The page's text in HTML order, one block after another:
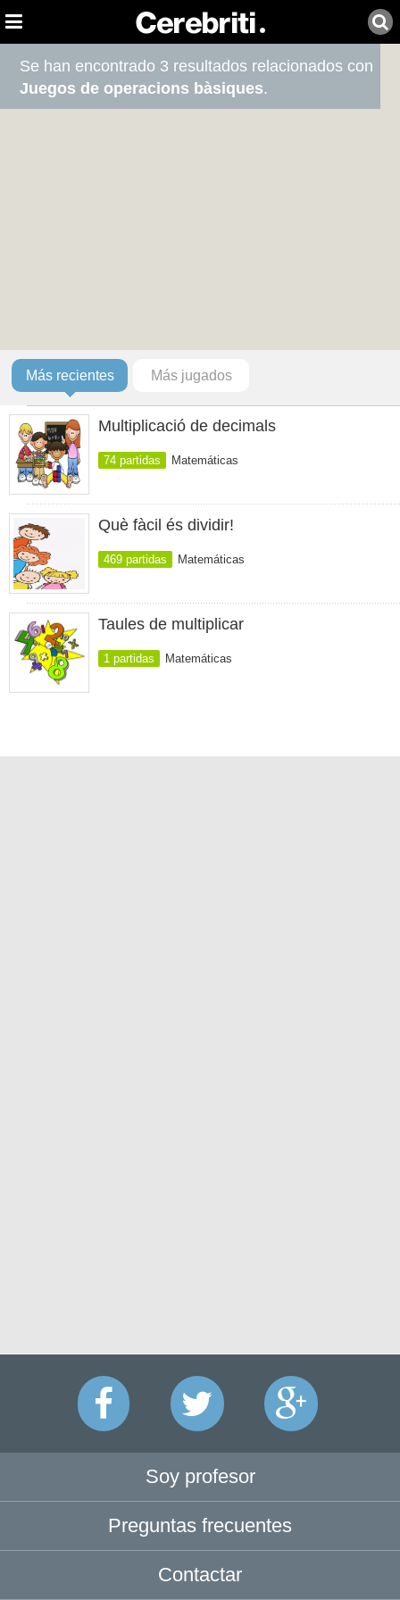
Se han encontrado 3 resultados relacionados con
Juegos de operacions bàsiques.
Más recientes Más jugados
Multiplicació de decimals
74 partidas Matemáticas
Què fàcil és dividir!
469 partidas Matemáticas
Taules de multiplicar
1 partidas Matemáticas
Soy profesor
Preguntas frecuentes
Contactar